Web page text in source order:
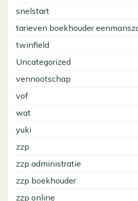
snelstart
tarieven boekhouder
twinfield
Uncategorized
vennootschap
vof
wat
yuki
zzp
zzp administratie
zzp boekhouder
zzp online